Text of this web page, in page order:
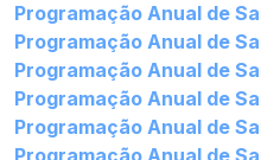
Programação Anual de
Programação Anual de
Programação Anual de
Programação Anual de
Programação Anual de
Programação Anual de